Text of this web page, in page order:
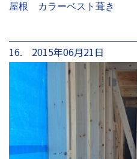
屋根 カラーベスト葺き
16. 2015年06月21日